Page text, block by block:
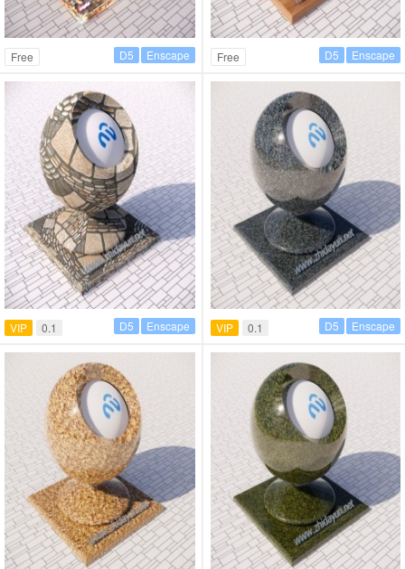
Free Enscape
D5 Free Enscape
D5
VIP 0.1 Enscape
D5 VIP 0.1 Enscape
D5